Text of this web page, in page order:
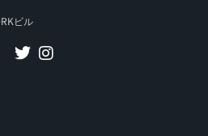
ビル